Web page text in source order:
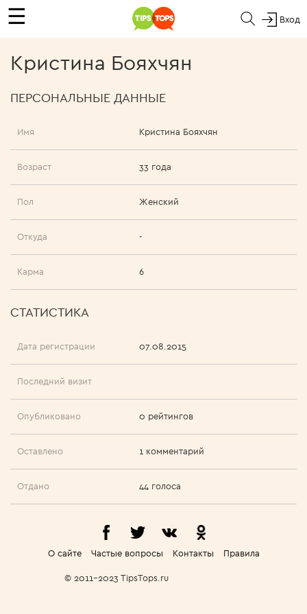
☰ Вход
Кристина Бояхчян
ПЕРСОНАЛЬНЫЕ ДАННЫЕ
Имя Кристина Бояхчян
Возраст 33 года
Пол Женский
Откуда -
Карма 6
СТАТИСТИКА
Дата регистрации 07.08.2015
Последний визит
Опубликовано 0 рейтингов
Оставлено 1 комментарий
Отдано 44 голоса
О сайте Частые вопросы Контакты Правила
© 2011-2023 TipsTops.ru